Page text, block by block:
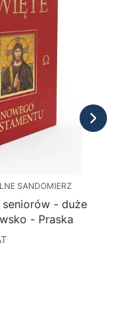
SANDOMIERZ
- duże
- Praska